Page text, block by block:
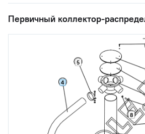
Первичный коллектор-
4
5
8